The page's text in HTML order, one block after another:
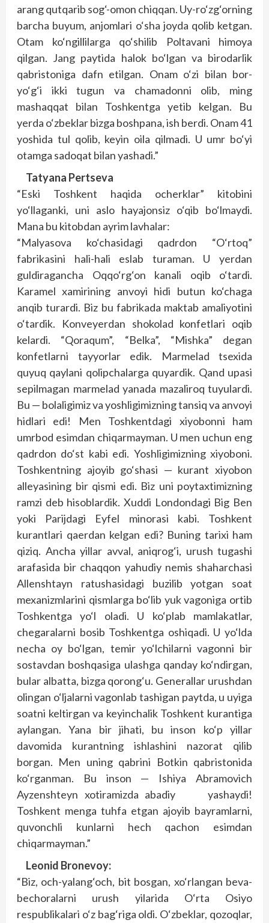
arang qutqarib sog‘-omon chiqqan. Uy-ro‘zg‘orning
barcha buyum, anjomlari o‘sha joyda qolib ketgan.
Otam ko‘ngillilarga qo‘shilib Poltavani himoya
qilgan. Jang paytida halok bo‘lgan va birodarlik
qabristoniga dafn etilgan. Onam o‘zi bilan bor-
yo‘g‘i ikki tugun va chamadonni olib, ming
mashaqqat bilan Toshkentga yetib kelgan. Bu
yerda o‘zbeklar bizga boshpana, ish berdi. Onam 41
yoshida tul qolib, keyin oila qilmadi. U umr bo‘yi
otamga sadoqat bilan yashadi.”
Tatyana Pertseva
“Eski Toshkent haqida ocherklar” kitobini
yo‘llaganki, uni aslo hayajonsiz o‘qib bo‘lmaydi.
Mana bu kitobdan ayrim lavhalar:
“Malyasova ko‘chasidagi qadrdon “O‘rtoq”
fabrikasini hali-hali eslab turaman. U yerdan
guldiragancha Oqqo‘rg‘on kanali oqib o‘tardi.
Karamel xamirining anvoyi hidi butun ko‘chaga
anqib turardi. Biz bu fabrikada maktab amaliyotini
o‘tardik. Konveyerdan shokolad konfetlari oqib
kelardi. “Qoraqum”, “Belka”, “Mishka” degan
konfetlarni tayyorlar edik. Marmelad tsexida
quyuq qaylani qolipchalarga quyardik. Qand upasi
sepilmagan marmelad yanada mazaliroq tuyulardi.
Bu — bolaligimiz va yoshligimizning tansiq va anvoyi
hidlari edi! Men Toshkentdagi xiyobonni ham
umrbod esimdan chiqarmayman. U men uchun eng
qadrdon do‘st kabi edi. Yoshligimizning xiyoboni.
Toshkentning ajoyib go‘shasi — kurant xiyobon
alleyasining bir qismi edi. Biz uni poytaxtimizning
ramzi deb hisoblardik. Xuddi Londondagi Big Ben
yoki Parijdagi Eyfel minorasi kabi. Toshkent
kurantlari qaerdan kelgan edi? Buning tarixi ham
qiziq. Ancha yillar avval, aniqrog‘i, urush tugashi
arafasida bir chaqqon yahudiy nemis shaharchasi
Allenshtayn ratushasidagi buzilib yotgan soat
mexanizmlarini qismlarga bo‘lib yuk vagoniga ortib
Toshkentga yo‘l oladi. U ko‘plab mamlakatlar,
chegaralarni bosib Toshkentga oshiqadi. U yo‘lda
necha oy bo‘lgan, temir yo‘lchilarni vagonni bir
sostavdan boshqasiga ulashga qanday ko‘ndirgan,
bular albatta, bizga qorong‘u. Generallar urushdan
olingan o‘ljalarni vagonlab tashigan paytda, u uyiga
soatni keltirgan va keyinchalik Toshkent kurantiga
aylangan. Yana bir jihati, bu inson ko‘p yillar
davomida kurantning ishlashini nazorat qilib
borgan. Men uning qabrini Botkin qabristonida
ko‘rganman. Bu inson — Ishiya Abramovich
Ayzenshteyn xotiramizda abadiy yashaydi!
Toshkent menga tuhfa etgan ajoyib bayramlarni,
quvonchli kunlarni hech qachon esimdan
chiqarmayman.”
Leonid Bronevoy:
“Biz, och-yalang‘och, bit bosgan, xo‘rlangan beva-
bechoralarni urush yilarida O‘rta Osiyo
respublikalari o‘z bag‘riga oldi. O‘zbeklar, qozoqlar,